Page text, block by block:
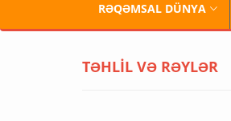
RƏQƏMSAL DÜNYA
TƏHLİL VƏ RƏYLƏR